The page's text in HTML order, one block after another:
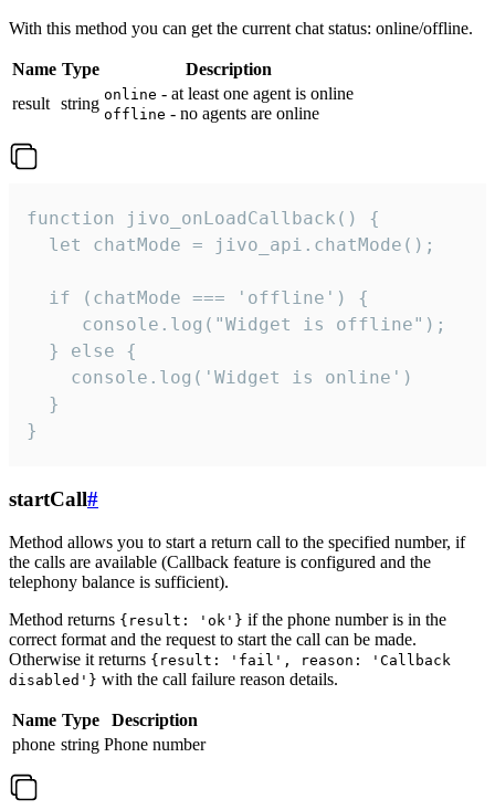
With this method you can get the current chat status: online/offline.
Name Type
Description
result string online - at least one agent is online
offline - no agents are online
function jivo_onLoadCallback() {
  let chatMode = jivo_api.chatMode();
  if (chatMode === 'offline') {
     console.log("Widget is offline");
  } else {
    console.log('Widget is online')
  }
}
startCall#
Method allows you to start a return call to the specified number, if
the calls are available (Callback feature is configured and the
telephony balance is sufficient).
Method returns {result: 'ok'} if the phone number is in the
correct format and the request to start the call can be made.
Otherwise it returns {result: 'fail', reason: 'Callback
disabled'} with the call failure reason details.
Name Type
Description
phone string Phone number